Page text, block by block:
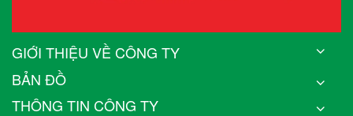
GIỚI THIỆU VỀ CÔNG TY
BẢN ĐỒ
THÔNG TIN CÔNG TY